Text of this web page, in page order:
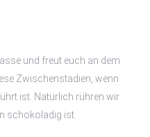
und freut euch an dem
Zwischenstadien, wenn
ist. Natürlich rühren wir
schokoladig ist.